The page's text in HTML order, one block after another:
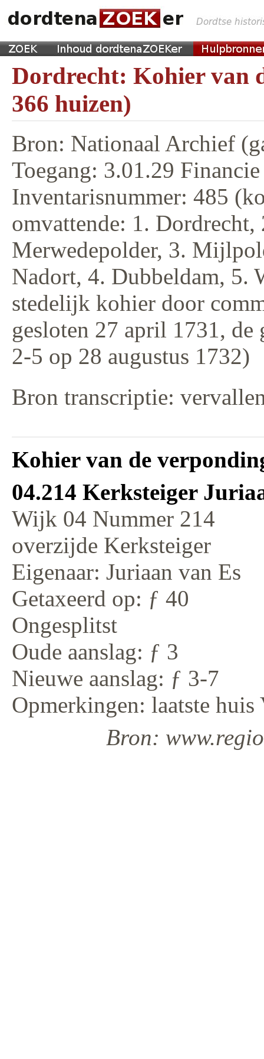
Dordrecht: Kohier van
366 huizen)
Bron: Nationaal Archief
Toegang: 3.01.29
Inventarisnummer: 485
omvattende: 1. Dordrecht,
Merwedepolder, 3.
Nadort, 4. Dubbeldam, 5.
stedelijk kohier door
gesloten 27 april 1731, de
2-5 op 28 augustus 1732)
Bron transcriptie:
Kohier van de
04.214 Kerksteiger
Wijk 04 Nummer 214
overzijde Kerksteiger
Eigenaar: Juriaan van Es
Getaxeerd op: ƒ 40
Ongesplitst
Oude aanslag: ƒ 3
Nieuwe aanslag: ƒ 3-7
Opmerkingen: laatste huis
Bron: